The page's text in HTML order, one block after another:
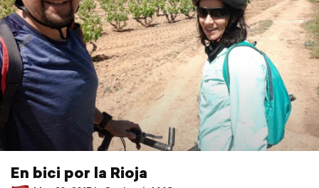
En bici por la Rioja